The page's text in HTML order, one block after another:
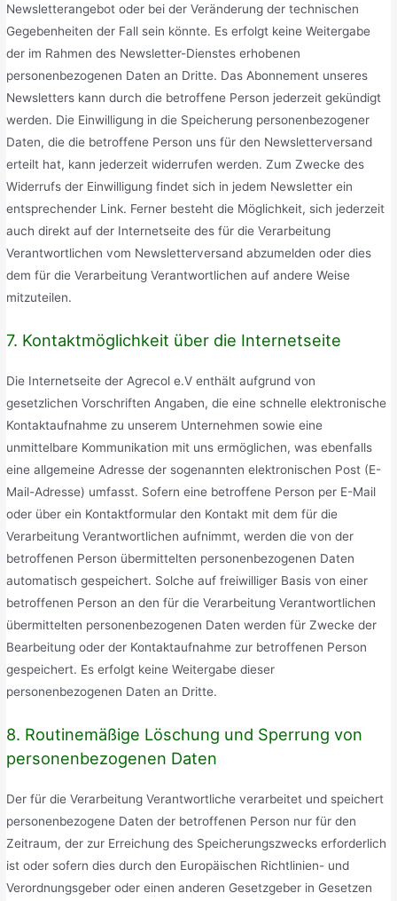
Newsletterangebot oder bei der Veränderung der technischen
Gegebenheiten der Fall sein könnte. Es erfolgt keine Weitergabe
der im Rahmen des Newsletter-Dienstes erhobenen
personenbezogenen Daten an Dritte. Das Abonnement unseres
Newsletters kann durch die betroffene Person jederzeit gekündigt
werden. Die Einwilligung in die Speicherung personenbezogener
Daten, die die betroffene Person uns für den Newsletterversand
erteilt hat, kann jederzeit widerrufen werden. Zum Zwecke des
Widerrufs der Einwilligung findet sich in jedem Newsletter ein
entsprechender Link. Ferner besteht die Möglichkeit, sich jederzeit
auch direkt auf der Internetseite des für die Verarbeitung
Verantwortlichen vom Newsletterversand abzumelden oder dies
dem für die Verarbeitung Verantwortlichen auf andere Weise
mitzuteilen.
7. Kontaktmöglichkeit über die Internetseite
Die Internetseite der Agrecol e.V enthält aufgrund von
gesetzlichen Vorschriften Angaben, die eine schnelle elektronische
Kontaktaufnahme zu unserem Unternehmen sowie eine
unmittelbare Kommunikation mit uns ermöglichen, was ebenfalls
eine allgemeine Adresse der sogenannten elektronischen Post (E-
Mail-Adresse) umfasst. Sofern eine betroffene Person per E-Mail
oder über ein Kontaktformular den Kontakt mit dem für die
Verarbeitung Verantwortlichen aufnimmt, werden die von der
betroffenen Person übermittelten personenbezogenen Daten
automatisch gespeichert. Solche auf freiwilliger Basis von einer
betroffenen Person an den für die Verarbeitung Verantwortlichen
übermittelten personenbezogenen Daten werden für Zwecke der
Bearbeitung oder der Kontaktaufnahme zur betroffenen Person
gespeichert. Es erfolgt keine Weitergabe dieser
personenbezogenen Daten an Dritte.
8. Routinemäßige Löschung und Sperrung von
personenbezogenen Daten
Der für die Verarbeitung Verantwortliche verarbeitet und speichert
personenbezogene Daten der betroffenen Person nur für den
Zeitraum, der zur Erreichung des Speicherungszwecks erforderlich
ist oder sofern dies durch den Europäischen Richtlinien- und
Verordnungsgeber oder einen anderen Gesetzgeber in Gesetzen